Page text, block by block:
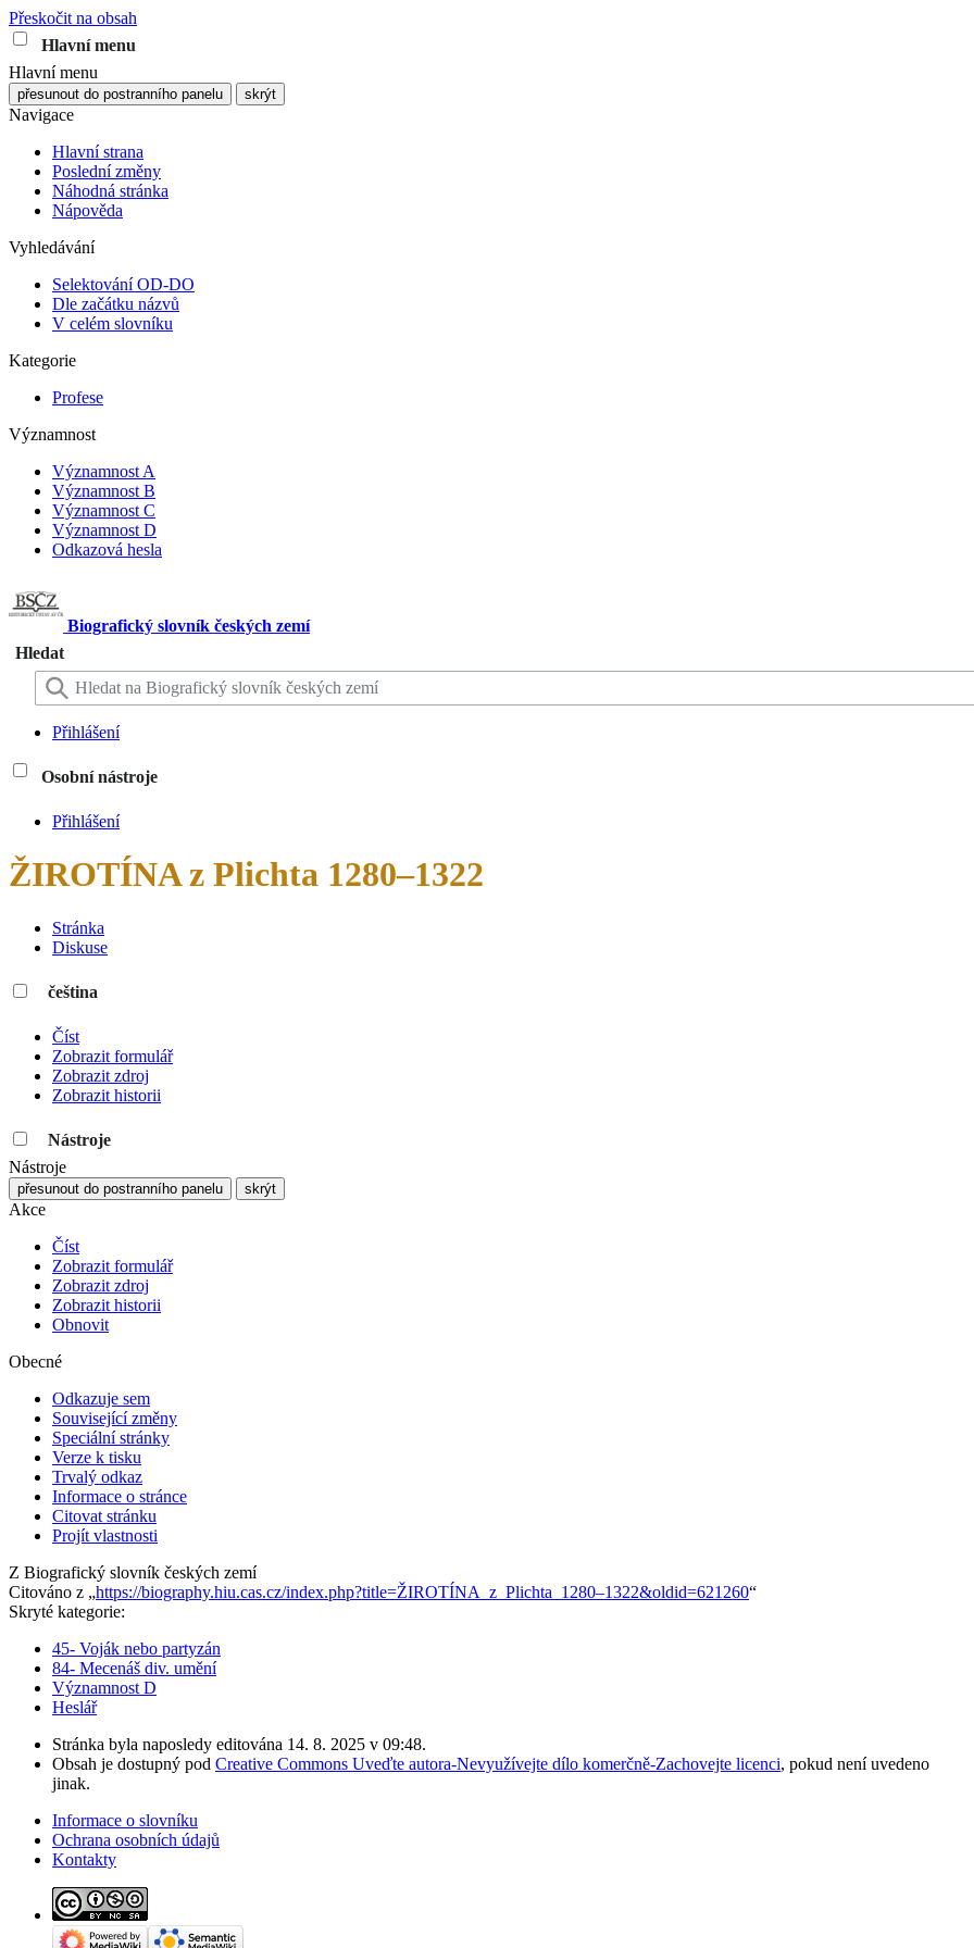
Přeskočit na obsah
Hlavní menu
Hlavní menu
přesunout do postranního panelu skrýt
Navigace
Hlavní strana
Poslední změny
Náhodná stránka
Nápověda
Vyhledávání
Selektování OD-DO
Dle začátku názvů
V celém slovníku
Kategorie
Profese
Významnost
Významnost A
Významnost B
Významnost C
Významnost D
Odkazová hesla
Biografický slovník českých zemí
Hledat
Přihlášení
Osobní nástroje
Přihlášení
ŽIROTÍNA z Plichta 1280–1322
Stránka
Diskuse
čeština
Číst
Zobrazit formulář
Zobrazit zdroj
Zobrazit historii
Nástroje
Nástroje
přesunout do postranního panelu skrýt
Akce
Číst
Zobrazit formulář
Zobrazit zdroj
Zobrazit historii
Obnovit
Obecné
Odkazuje sem
Související změny
Speciální stránky
Verze k tisku
Trvalý odkaz
Informace o stránce
Citovat stránku
Projít vlastnosti
Z Biografický slovník českých zemí
Citováno z „https://biography.hiu.cas.cz/index.php?title=ŽIROTÍNA_z_Plichta_1280–1322&oldid=621260“
Skryté kategorie:
45- Voják nebo partyzán
84- Mecenáš div. umění
Významnost D
Heslář
Stránka byla naposledy editována 14. 8. 2025 v 09:48.
Obsah je dostupný pod Creative Commons Uveďte autora-Nevyužívejte dílo komerčně-Zachovejte licenci, pokud není uvedeno
jinak.
Informace o slovníku
Ochrana osobních údajů
Kontakty